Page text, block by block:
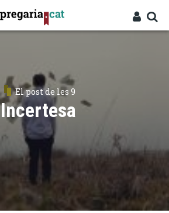
El post de les 9
Incertesa